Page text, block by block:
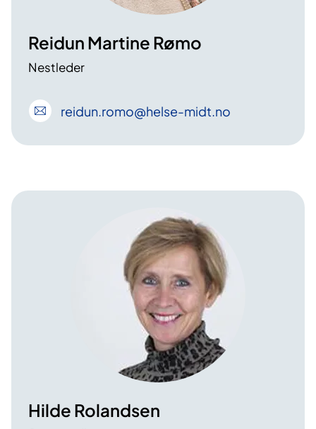
Reidun Martine Rømo
Nestleder
reidun .romo@helse-midt .no
Hilde Rolandsen